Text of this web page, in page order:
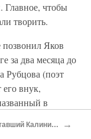
чтобы
творить.
Яков
за два месяца до
Рубцова (поэт
внук,
в
Кёнигсберг, так и не ставший Калининградом →